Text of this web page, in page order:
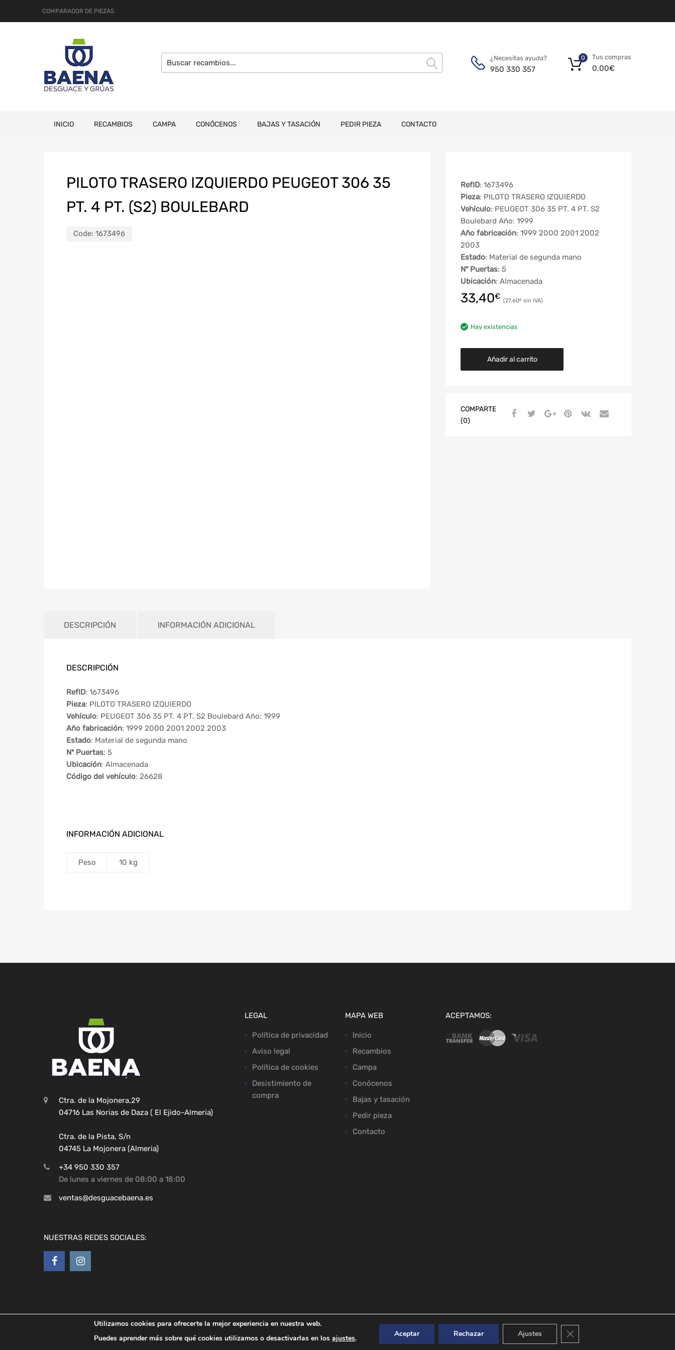
COMPARADOR DE PIEZAS
¿Necesitas ayuda?
950 330 357
Tus compras
0,00€
0
INICIO RECAMBIOS CAMPA CONÓCENOS BAJAS Y TASACIÓN PEDIR PIEZA CONTACTO
PILOTO TRASERO IZQUIERDO PEUGEOT 306 35
PT. 4 PT. (S2) BOULEBARD
Code: 1673496
RefID: 1673496
Pieza: PILOTO TRASERO IZQUIERDO
Vehículo: PEUGEOT 306 35 PT. 4 PT. S2
Boulebard Año: 1999
Año fabricación: 1999 2000 2001 2002
2003
Estado: Material de segunda mano
Nº Puertas: 5
Ubicación: Almacenada
33,40€ 27,60€
Hay existencias
Añadir al carrito
COMPARTE
(0)
DESCRIPCIÓN INFORMACIÓN ADICIONAL
DESCRIPCIÓN
RefID: 1673496
Pieza: PILOTO TRASERO IZQUIERDO
Vehículo: PEUGEOT 306 35 PT. 4 PT. S2 Boulebard Año: 1999
Año fabricación: 1999 2000 2001 2002 2003
Estado: Material de segunda mano
Nº Puertas: 5
Ubicación: Almacenada
Código del vehículo: 26628
INFORMACIÓN ADICIONAL
Peso 10 kg
Ctra. de la Mojonera,29
04716 Las Norias de Daza ( El Ejido-Almeria)
Ctra. de la Pista, S/n
04745 La Mojonera (Almeria)
+34 950 330 357
De lunes a viernes de 08:00 a 18:00
ventas@desguacebaena.es
NUESTRAS REDES SOCIALES:
LEGAL
Política de privacidad
Aviso legal
Política de cookies
Desistimiento de
compra
MAPA WEB
Inicio
Recambios
Campa
Conócenos
Bajas y tasación
Pedir pieza
Contacto
ACEPTAMOS:
Utilizamos cookies para ofrecerte la mejor experiencia en nuestra web.
Puedes aprender más sobre qué cookies utilizamos o desactivarlas en losajustes. Aceptar Rechazar Ajustes Cerrar el banner de cookies RGPD